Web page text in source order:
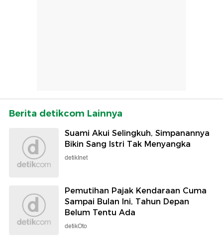
Berita detikcom Lainnya
Suami Akui Selingkuh, Simpanannya
Bikin Sang Istri Tak Menyangka
detikInet
Pemutihan Pajak Kendaraan Cuma
Sampai Bulan Ini, Tahun Depan
Belum Tentu Ada
detikOto